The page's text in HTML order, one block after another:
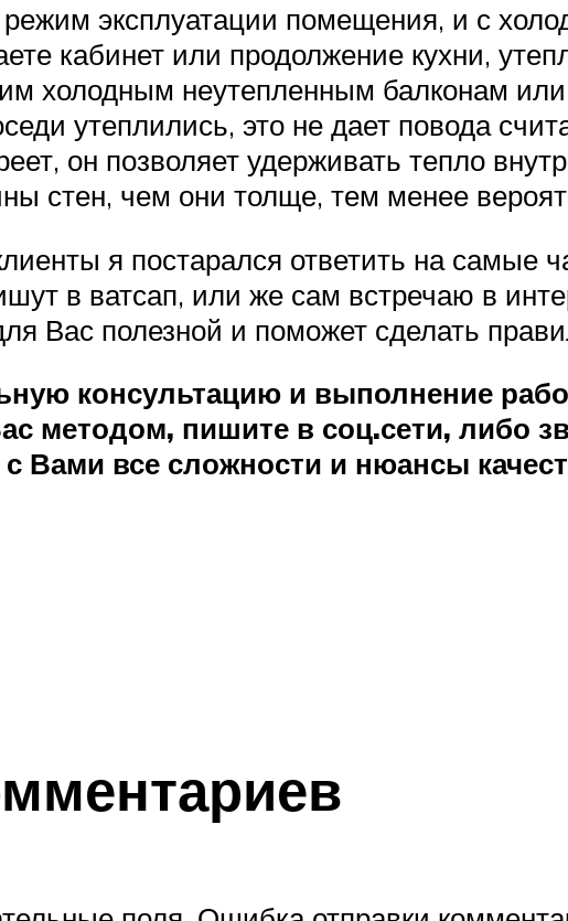
эксплуатации помещения, и с
кабинет или продолжение кухни,
холодным неутепленным балконам
утеплились, это не дает повода
он позволяет удерживать тепло
стен, чем они толще, тем менее
я постарался ответить на самые
в ватсап, или же сам встречаю в
Вас полезной и поможет сделать
консультацию и выполнение
методом, пишите в соц.сети, либо
Вами все сложности и нюансы